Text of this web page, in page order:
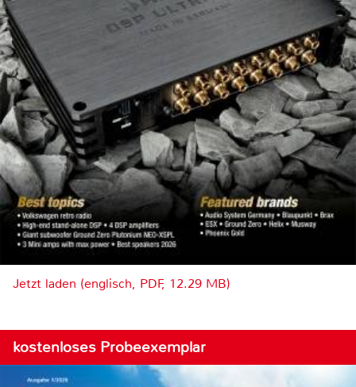
Jetzt laden (englisch, PDF, 12.29 MB)
kostenloses Probeexemplar